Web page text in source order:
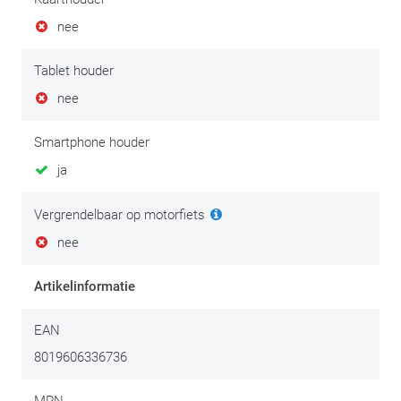
Deze tanktas is standaard voorzien van een kabeldoorvoer,
nee
Tablet houder
nee
Smartphone houder
ja
Vergrendelbaar op motorfiets
nee
Artikelinformatie
EAN
8019606336736